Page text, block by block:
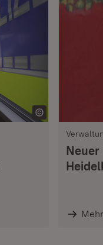
Neuer
Mehr